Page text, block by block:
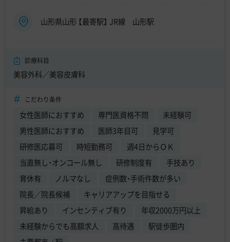
山形県山形 【最寄駅】 JR線 山形駅
診療科目
美容外科／美容皮膚科
こだわり条件
女性医師におすすめ 専門医資格不問
未経験可
男性医師におすすめ
医師3年目可
見学可
研修医応募可
時短勤務可
週4日からＯＫ
当直無し・オンコール無し
研修制度有
手技あり
育休有
ノルマなし
症例数・手術件数が多い
院長／院長候補
キャリアアップを目指せる
昇給あり
インセンティブ有り
年収2000万円以上
未経験からでも高額求人
高待遇
駅徒歩圏内